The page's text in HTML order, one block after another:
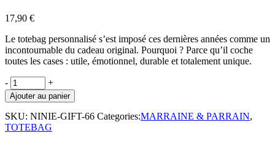
17,90 €
Le totebag personnalisé s’est imposé ces dernières années comme un
incontournable du cadeau original. Pourquoi ? Parce qu’il coche
toutes les cases : utile, émotionnel, durable et totalement unique.
TOTEBAG
"SUPER
PARRAIN
POUR
LA
- +
Ajouter au panier
SKU: NINIE-GIFT-66 Categories:MARRAINE & PARRAIN,
TOTEBAG